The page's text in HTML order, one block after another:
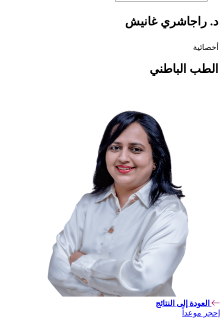
د. راجاشري غانيش
أخصائية
الطب الباطني
العودة إلى النتائج
إحجر موعداً